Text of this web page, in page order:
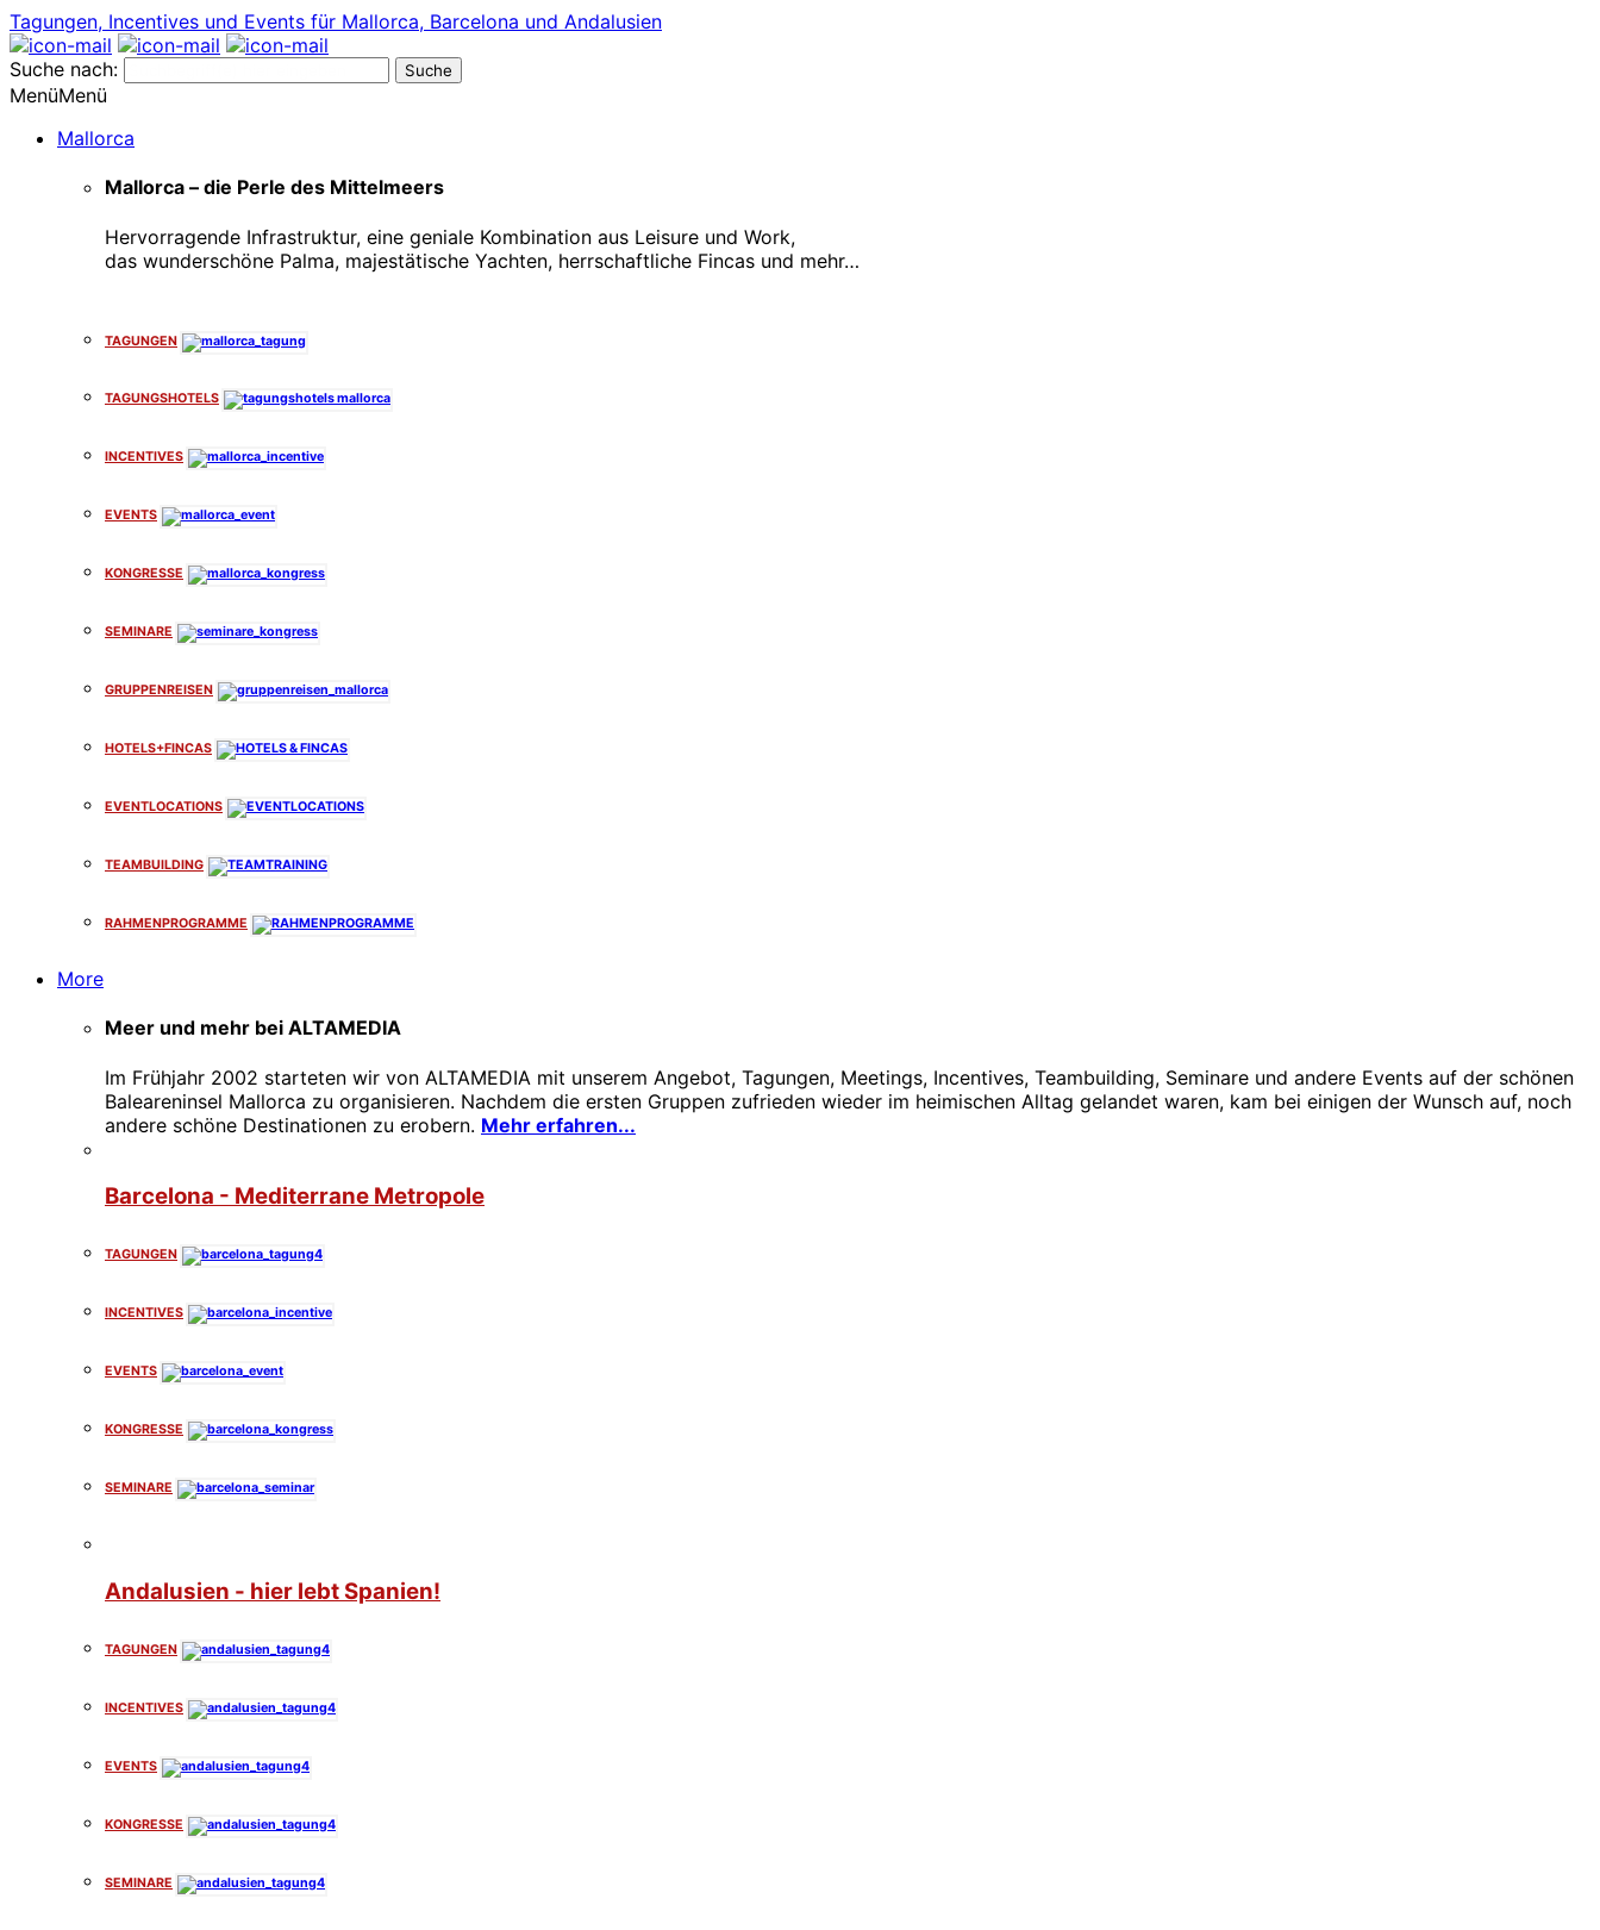
Tagungen, Incentives und Events für Mallorca, Barcelona und Andalusien
Suche nach:
MenüMenü
Mallorca
Mallorca – die Perle des Mittelmeers
Hervorragende Infrastruktur, eine geniale Kombination aus Leisure und Work,
das wunderschöne Palma, majestätische Yachten, herrschaftliche Fincas und mehr…
TAGUNGEN
TAGUNGSHOTELS
INCENTIVES
EVENTS
KONGRESSE
SEMINARE
GRUPPENREISEN
HOTELS+FINCAS
EVENTLOCATIONS
TEAMBUILDING
RAHMENPROGRAMME
More
Meer und mehr bei ALTAMEDIA
Im Frühjahr 2002 starteten wir von ALTAMEDIA mit unserem Angebot, Tagungen, Meetings, Incentives, Teambuilding, Seminare und andere Events auf der schönen
Baleareninsel Mallorca zu organisieren. Nachdem die ersten Gruppen zufrieden wieder im heimischen Alltag gelandet waren, kam bei einigen der Wunsch auf, noch
andere schöne Destinationen zu erobern. Mehr erfahren...
Barcelona - Mediterrane Metropole
TAGUNGEN
INCENTIVES
EVENTS
KONGRESSE
SEMINARE
Andalusien - hier lebt Spanien!
TAGUNGEN
INCENTIVES
EVENTS
KONGRESSE
SEMINARE